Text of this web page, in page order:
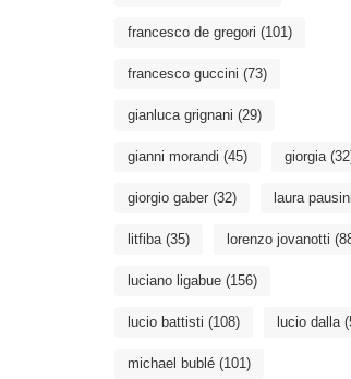
francesco de gregori (101)
francesco guccini (73)
gianluca grignani (29)
gianni morandi (45) giorgia
giorgio gaber (32) laura pausini
litfiba(35) lorenzo jovanotti
luciano ligabue (156)
lucio battisti (108) lucio dalla
michael bublé (101)